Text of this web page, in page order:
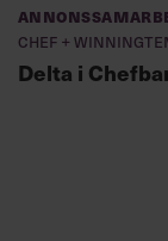
Chef +
Delta i